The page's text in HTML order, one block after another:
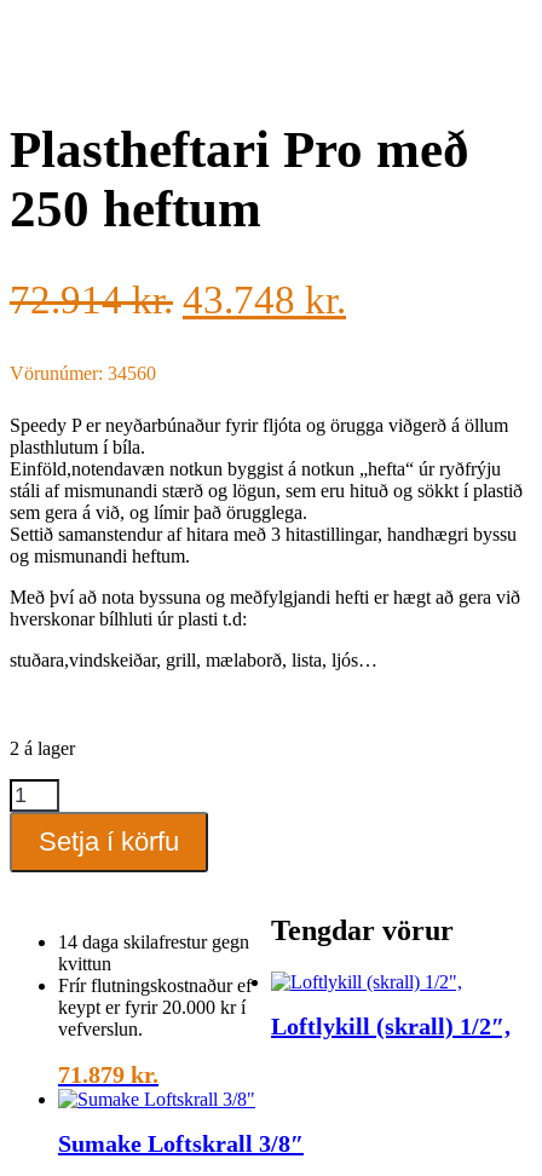
Plastheftari Pro með
250 heftum
72.914kr. 43.748 kr.
Vörunúmer: 34560
Speedy P er neyðarbúnaður fyrir fljóta og örugga viðgerð á öllum
plasthlutum í bíla.
Einföld,notendavæn notkun byggist á notkun „hefta“ úr ryðfrýju
stáli af mismunandi stærð og lögun, sem eru hituð og sökkt í plastið
sem gera á við, og límir það örugglega.
Settið samanstendur af hitara með 3 hitastillingar, handhægri byssu
og mismunandi heftum.
Með því að nota byssuna og meðfylgjandi hefti er hægt að gera við
hverskonar bílhluti úr plasti t.d:
stuðara,vindskeiðar, grill, mælaborð, lista, ljós…
2 á lager
Plastheftari
Pro
með
heftum
Setja í körfu
14 daga skilafrestur gegn
kvittun
Frír flutningskostnaður ef
keypt er fyrir 20.000 kr í
vefverslun.
Tengdar vörur
Loftlykill (skrall) 1/2″,
71.879 kr.
Sumake Loftskrall 3/8″